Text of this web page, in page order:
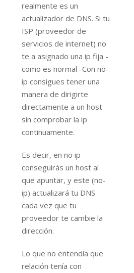
realmente es un
actualizador de DNS. Si tu
ISP (proveedor de
servicios de internet) no
te a asignado una ip fija -
como es normal- Con no-
ip consigues tener una
manera de dirigirte
directamente a un host
sin comprobar la ip
continuamente.
Es decir, en no ip
conseguirás un host al
que apuntar, y este (no-
ip) actualizará tu DNS
cada vez que tu
proveedor te cambie la
dirección.
Lo que no entendía que
relación tenía con